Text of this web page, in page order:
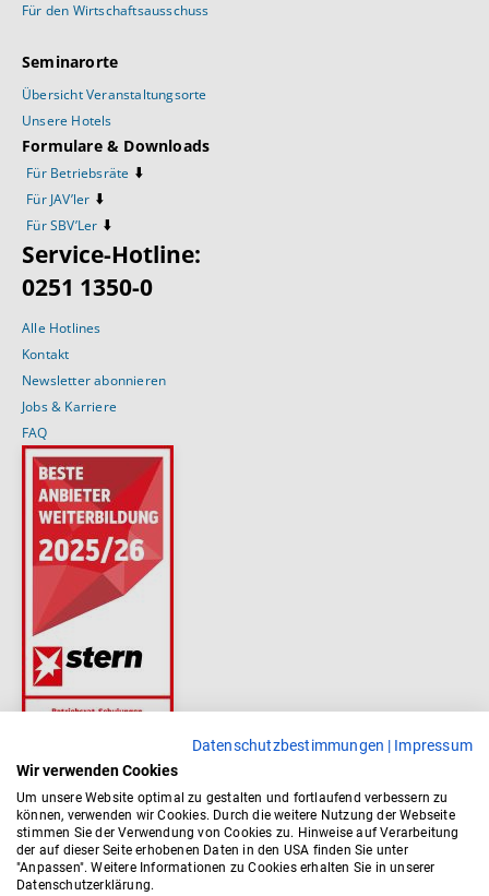
Datenschutzbestimmungen | Impressum
Wir verwenden Cookies
Um unsere Website optimal zu gestalten und fortlaufend verbessern zu
können, verwenden wir Cookies. Durch die weitere Nutzung der Webseite
stimmen Sie der Verwendung von Cookies zu. Hinweise auf Verarbeitung
der auf dieser Seite erhobenen Daten in den USA finden Sie unter
"Anpassen". Weitere Informationen zu Cookies erhalten Sie in unserer
Datenschutzerklärung.
Für den Wirtschaftsausschuss
Seminarorte
Übersicht Veranstaltungsorte
Unsere Hotels
Formulare & Downloads
Für Betriebsräte ⬇️
Für JAV’ler ⬇️
Für SBV’Ler ⬇️
Service-Hotline:
0251 1350-0
Alle Hotlines
Kontakt
Newsletter abonnieren
Jobs & Karriere
FAQ